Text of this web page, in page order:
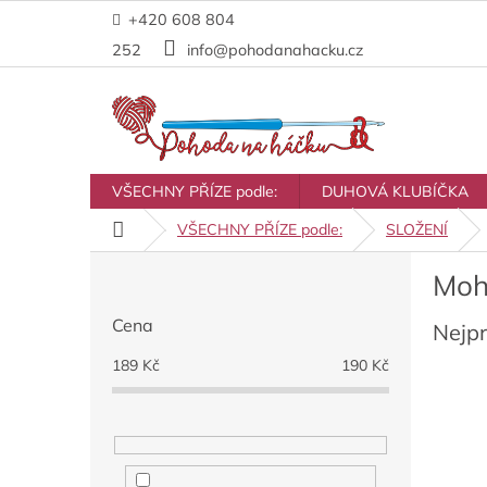
+420 608 804
252
info@pohodanahacku.cz
VŠECHNY PŘÍZE podle: DUHOVÁ KLUBÍČKA
Domů VŠECHNY PŘÍZE podle: SLOŽENÍ
Cena
189 Kč 190 Kč